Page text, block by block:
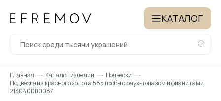
КАТАЛОГ
Главная Каталог изделий
Подвески
Подвеска из красного золота 585 пробы с раух-топазом и фианитами
213040000087